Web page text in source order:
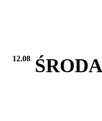
12.08 ŚRODA